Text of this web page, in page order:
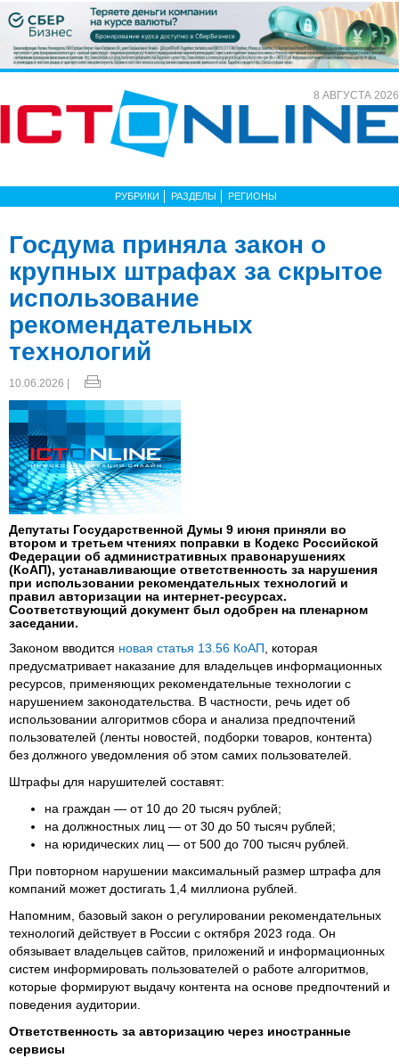
8 АВГУСТА 2026
РУБРИКИ РАЗДЕЛЫ РЕГИОНЫ
Госдума приняла закон о
крупных штрафах за скрытое
использование
рекомендательных
технологий
10.06.2026 |
Депутаты Государственной Думы 9 июня приняли во
втором и третьем чтениях поправки в Кодекс Российской
Федерации об административных правонарушениях
(КоАП), устанавливающие ответственность за нарушения
при использовании рекомендательных технологий и
правил авторизации на интернет-ресурсах.
Соответствующий документ был одобрен на пленарном
заседании.
Законом вводится новая статья 13.56 КоАП , которая
предусматривает наказание для владельцев информационных
ресурсов, применяющих рекомендательные технологии с
нарушением законодательства. В частности, речь идет об
использовании алгоритмов сбора и анализа предпочтений
пользователей (ленты новостей, подборки товаров, контента)
без должного уведомления об этом самих пользователей.
Штрафы для нарушителей составят:
на граждан — от 10 до 20 тысяч рублей;
на должностных лиц — от 30 до 50 тысяч рублей;
на юридических лиц — от 500 до 700 тысяч рублей.
При повторном нарушении максимальный размер штрафа для
компаний может достигать 1,4 миллиона рублей.
Напомним, базовый закон о регулировании рекомендательных
технологий действует в России с октября 2023 года. Он
обязывает владельцев сайтов, приложений и информационных
систем информировать пользователей о работе алгоритмов,
которые формируют выдачу контента на основе предпочтений и
поведения аудитории.
Ответственность за авторизацию через иностранные
сервисы